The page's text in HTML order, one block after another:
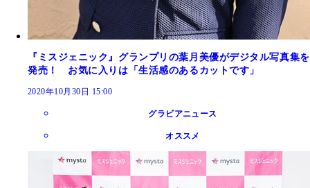
『ミスジェニック』グランプリの葉月美優がデジタル写真集を
発売！ お気に入りは「生活感のあるカットです」
2020年10月30日 15:00
グラビアニュース
オススメ